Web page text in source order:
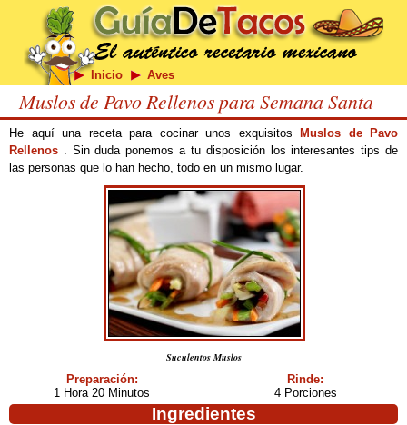
Inicio Aves
Muslos de Pavo Rellenos para Semana Santa
He aquí una receta para cocinar unos exquisitos
Muslos de Pavo
Rellenos . Sin duda ponemos a tu disposición los interesantes tips de
las personas que lo han hecho, todo en un mismo lugar.
Suculentos Muslos
Preparación:
1 Hora 20 Minutos
Rinde:
4 Porciones
Ingredientes